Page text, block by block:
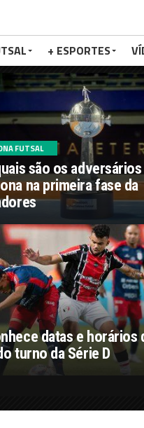
+ ESPORTES
FUTSAL
são os
na primeira fase da
datas e horários
turno da Série D